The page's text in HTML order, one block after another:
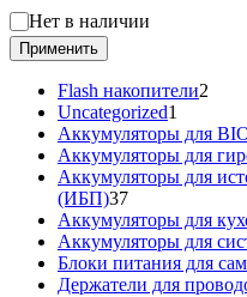
Статус
Нет в наличии
Применить
Flash накопители2
Uncategorized1
товар
Аккумуляторы для
Аккумуляторы для
Аккумуляторы для
(ИБП)3737
товаров
Аккумуляторы для
Аккумуляторы для
Блоки питания для
Держатели для